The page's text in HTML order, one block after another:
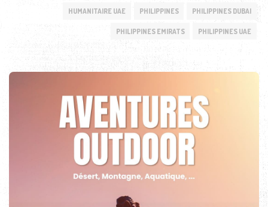
HUMANITAIRE UAE PHILIPPINES PHILIPPINES DUBAI
PHILIPPINES EMIRATS PHILIPPINES UAE